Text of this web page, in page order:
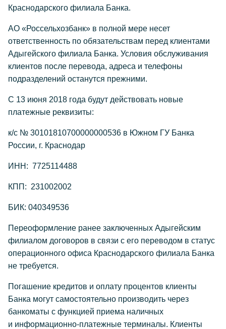
Краснодарского филиала Банка.
АО «Россельхозбанк» в полной мере несет
ответственность по обязательствам перед клиентами
Адыгейского филиала Банка. Условия обслуживания
клиентов после перевода, адреса и телефоны
подразделений останутся прежними.
С 13 июня 2018 года будут действовать новые
платежные реквизиты:
к/с № 30101810700000000536 в Южном ГУ Банка
России, г. Краснодар
ИНН: 7725114488
КПП: 231002002
БИК: 040349536
Переоформление ранее заключенных Адыгейским
филиалом договоров в связи с его переводом в статус
операционного офиса Краснодарского филиала Банка
не требуется.
Погашение кредитов и оплату процентов клиенты
Банка могут самостоятельно производить через
банкоматы с функцией приема наличных
и информационно-платежные терминалы. Клиенты